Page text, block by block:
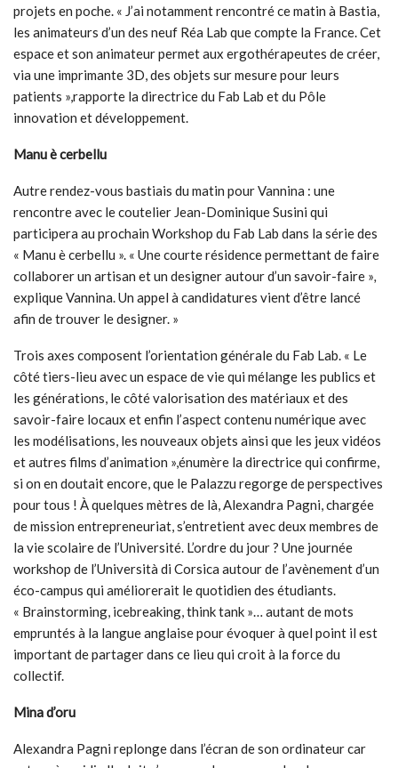
projets en poche. « J’ai notamment rencontré ce matin à Bastia,
les animateurs d’un des neuf Réa Lab que compte la France. Cet
espace et son animateur permet aux ergothérapeutes de créer,
via une imprimante 3D, des objets sur mesure pour leurs
patients »,rapporte la directrice du Fab Lab et du Pôle
innovation et développement.
Manu è cerbellu
Autre rendez-vous bastiais du matin pour Vannina : une
rencontre avec le coutelier Jean-Dominique Susini qui
participera au prochain Workshop du Fab Lab dans la série des
« Manu è cerbellu ». « Une courte résidence permettant de faire
collaborer un artisan et un designer autour d’un savoir-faire »,
explique Vannina. Un appel à candidatures vient d’être lancé
afin de trouver le designer. »
Trois axes composent l’orientation générale du Fab Lab. « Le
côté tiers-lieu avec un espace de vie qui mélange les publics et
les générations, le côté valorisation des matériaux et des
savoir-faire locaux et enfin l’aspect contenu numérique avec
les modélisations, les nouveaux objets ainsi que les jeux vidéos
et autres films d’animation »,énumère la directrice qui confirme,
si on en doutait encore, que le Palazzu regorge de perspectives
pour tous ! À quelques mètres de là, Alexandra Pagni, chargée
de mission entrepreneuriat, s’entretient avec deux membres de
la vie scolaire de l’Université. L’ordre du jour ? Une journée
workshop de l’Università di Corsica autour de l’avènement d’un
éco-campus qui améliorerait le quotidien des étudiants.
« Brainstorming, icebreaking, think tank »… autant de mots
empruntés à la langue anglaise pour évoquer à quel point il est
important de partager dans ce lieu qui croit à la force du
collectif.
Mina d’oru
Alexandra Pagni replonge dans l’écran de son ordinateur car